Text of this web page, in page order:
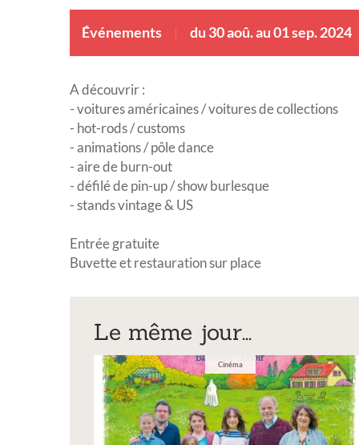
Événements du 30 aoû. au 01 sep. 2024
A découvrir :
- voitures américaines / voitures de collections
- hot-rods / customs
- animations / pôle dance
- aire de burn-out
- défilé de pin-up / show burlesque
- stands vintage & US
Entrée gratuite
Buvette et restauration sur place
Le même jour...
Cinéma